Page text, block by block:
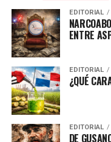
EDITORIAL
ENTRE
EDITORIAL
¿QUÉ
EDITORIAL
DE